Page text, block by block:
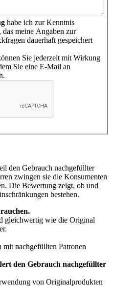
habe ich zur Kenntnis
meine Angaben zur
dauerhaft gespeichert
Sie jederzeit mit Wirkung
Sie eine E-Mail an
den Gebrauch nachgefüllter
zwingen sie die Konsumenten
Die Bewertung zeigt, ob und
bestehen.
gleichwertig wie die Original
nachgefüllten Patronen
den Gebrauch nachgefüllter
von Originalprodukten